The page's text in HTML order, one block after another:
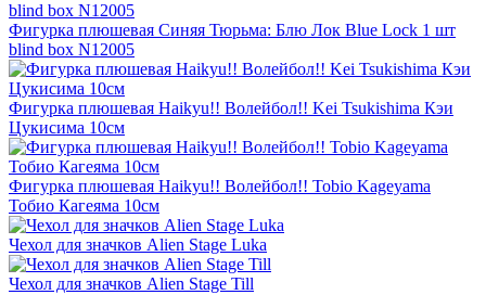
Фигурка плюшевая Синяя Тюрьма: Блю Лок Blue Lock 1 шт
blind box N12005
Фигурка плюшевая Haikyu!! Волейбол!! Kei Tsukishima Кэи
Цукисима 10см
Фигурка плюшевая Haikyu!! Волейбол!! Tobio Kageyama
Тобио Кагеяма 10см
Чехол для значков Alien Stage Luka
Чехол для значков Alien Stage Till